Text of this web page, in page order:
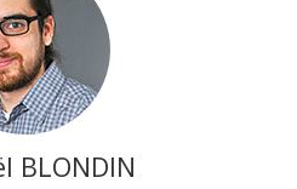
BLONDIN